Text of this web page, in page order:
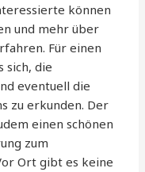
können
und mehr über
Für einen
sich, die
eventuell die
zu erkunden. Der
einen schönen
zum
Ort gibt es keine